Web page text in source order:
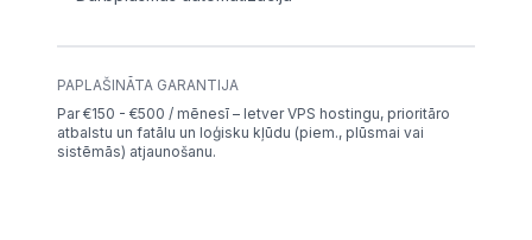
PAPLAŠINĀTA GARANTIJA
Par €150 - €500 / mēnesī – Ietver VPS hostingu, prioritāro
atbalstu un fatālu un loģisku kļūdu (piem., plūsmai vai
sistēmās) atjaunošanu.